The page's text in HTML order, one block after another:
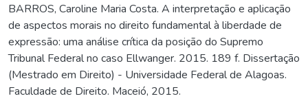
BARROS, Caroline Maria Costa. A interpretação e aplicação
de aspectos morais no direito fundamental à liberdade de
expressão: uma análise crítica da posição do Supremo
Tribunal Federal no caso Ellwanger. 2015. 189 f. Dissertação
(Mestrado em Direito) - Universidade Federal de Alagoas.
Faculdade de Direito. Maceió, 2015.